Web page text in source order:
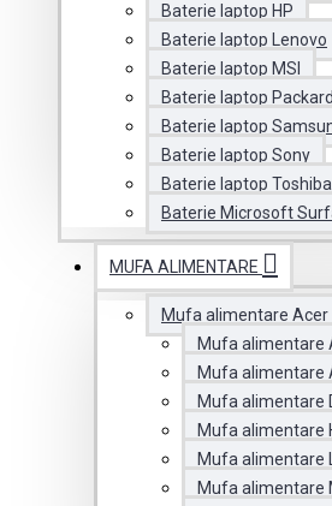
Baterie laptop HP
Baterie laptop Lenovo
Baterie laptop MSI
Baterie laptop Packard
Baterie laptop
Baterie laptop Sony
Baterie laptop Toshiba
Baterie Microsoft
MUFA ALIMENTARE
Mufa alimentare Acer
Mufa alimentare
Mufa alimentare
Mufa alimentare
Mufa alimentare
Mufa alimentare
Mufa alimentare